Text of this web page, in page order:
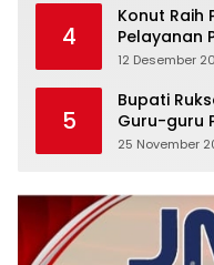
4
Konut Raih
Pelayanan
Menuju
12 Desember
5
Bupati
Guru-guru
25 November